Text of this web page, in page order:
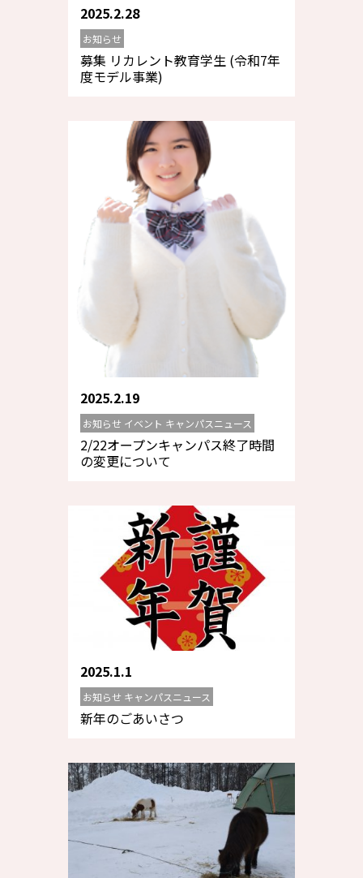
2025.2.28
お知らせ
募集 リカレント教育学生 (令和7年
度モデル事業)
2025.2.19
お知らせ イベント キャンパスニュース
2/22オープンキャンパス終了時間
の変更について
2025.1.1
お知らせ キャンパスニュース
新年のごあいさつ